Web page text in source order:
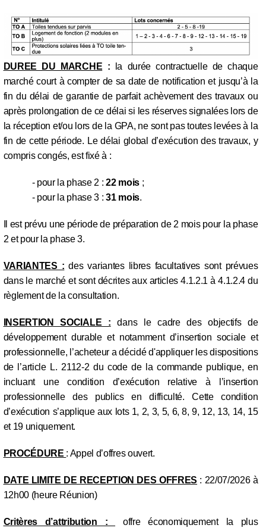
DUREE DU MARCHE : la durée contractuelle de chaque
marché court à compter de sa date de notification et jusqu’à la
fin du délai de garantie de parfait achèvement des travaux ou
après prolongation de ce délai si les réserves signalées lors de
la réception et/ou lors de la GPA, ne sont pas toutes levées à la
fin de cette période. Le délai global d’exécution des travaux, y
compris congés, est fixé à :
- pour la phase 2 :22 mois;
- pour la phase 3 :31 mois.
Il est prévu une période de préparation de 2 mois pour la phase
2 et pour la phase 3.
VARIANTES : des variantes libres facultatives sont prévues
dans le marché et sont décrites aux articles 4.1.2.1 à 4.1.2.4 du
règlement de la consultation.
INSERTION SOCIALE : dans le cadre des objectifs de
développement durable et notamment d’insertion sociale et
professionnelle, l’acheteur a décidé d'appliquer les dispositions
de l’article L. 2112-2 du code de la commande publique, en
incluant une condition d’exécution relative à l’insertion
professionnelle des publics en difficulté. Cette condition
d’exécution s’applique aux lots 1, 2, 3, 5, 6, 8, 9, 12, 13, 14, 15
et 19 uniquement.
PROCÉDURE : Appel d’offres ouvert.
DATE LIMITE DE RECEPTION DES OFFRES : 22/07/2026 à
12h00 (heure Réunion)
Critères d’attribution :
offre économiquement la plus